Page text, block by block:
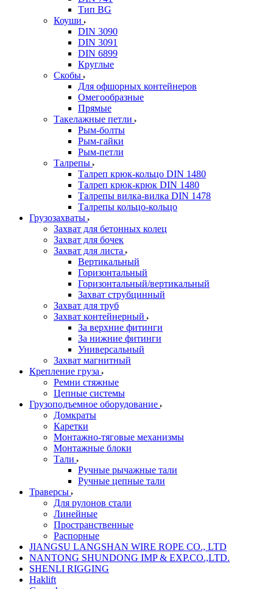
Тип BG
Коуши
DIN 3090
DIN 3091
DIN 6899
Круглые
Скобы
Для офшорных контейнеров
Омегообразные
Прямые
Такелажные петли
Рым-болты
Рым-гайки
Рым-петли
Талрепы
Талреп крюк-кольцо DIN 1480
Талреп крюк-крюк DIN 1480
Талрепы вилка-вилка DIN 1478
Талрепы кольцо-кольцо
Грузозахваты
Захват для бетонных колец
Захват для бочек
Захват для листа
Вертикальный
Горизонтальный
Горизонтальный/вертикальный
Захват струбцинный
Захват для труб
Захват контейнерный
За верхние фитинги
За нижние фитинги
Универсальный
Захват магнитный
Крепление груза
Ремни стяжные
Цепные системы
Грузоподъемное оборудование
Домкраты
Каретки
Монтажно-тяговые механизмы
Монтажные блоки
Тали
Ручные рычажные тали
Ручные цепные тали
Траверсы
Для рулонов стали
Линейные
Пространственные
Распорные
JIANGSU LANGSHAN WIRE ROPE CO., LTD
NANTONG SHUNDONG IMP & EXP.CO.,LTD.
SHENLI RIGGING
Haklift